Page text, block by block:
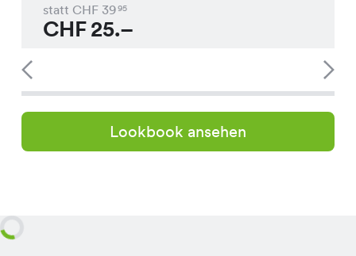
statt CHF 3995
CHF25.–
Lookbook ansehen